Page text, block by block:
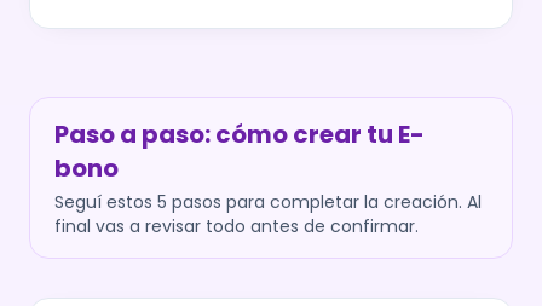
Paso a paso: cómo crear tu E-
bono
Seguí estos 5 pasos para completar la creación. Al
final vas a revisar todo antes de confirmar.